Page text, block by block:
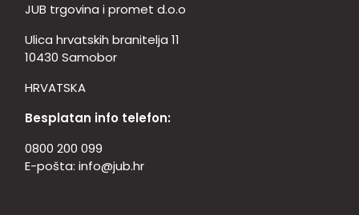
JUB trgovina i promet d.o.o
Ulica hrvatskih branitelja 11
10430 Samobor
HRVATSKA
Besplatan info telefon:
0800 200 099
E-pošta: info@jub.hr